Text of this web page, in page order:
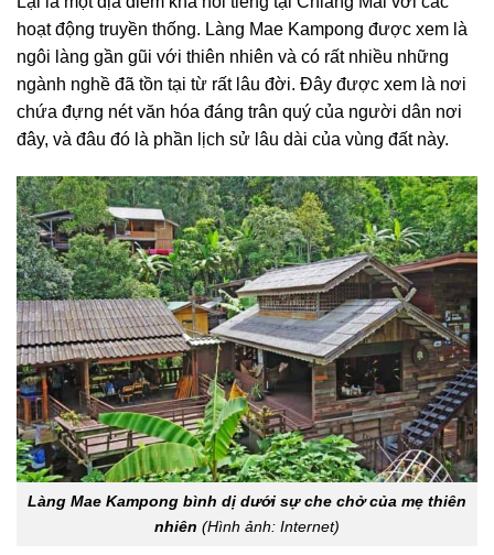
hoạt động truyền thống. Làng Mae Kampong được xem là
ngôi làng gần gũi với thiên nhiên và có rất nhiều những
ngành nghề đã tồn tại từ rất lâu đời. Đây được xem là nơi
chứa đựng nét văn hóa đáng trân quý của người dân nơi
đây, và đâu đó là phần lịch sử lâu dài của vùng đất này.
Làng Mae Kampong bình dị dưới sự che chở của mẹ thiên
nhiên (Hình ảnh: Internet)